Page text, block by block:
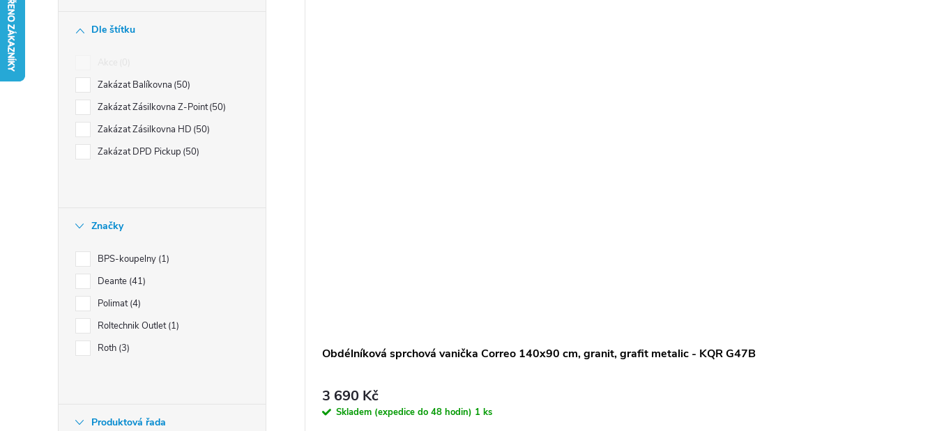
Dle štítku
Zakázat Balíkovna 50
Zakázat Zásilkovna Z-Point 50
Zakázat Zásilkovna HD 50
Zakázat DPD Pickup 50
Značky
BPS-koupelny 1
Deante 41
Polimat 4
Roltechnik Outlet 1
Roth 3
Produktová řada
Obdélníková sprchová vanička Correo 140x90 cm, granit, grafit metalic - KQR G47B
3 690 Kč
Skladem (expedice do 48 hodin) 1 ks